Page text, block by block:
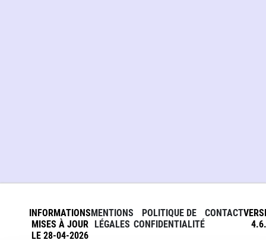
INFORMATIONS
MISES À JOUR
LE 28-04-2026
MENTIONS
LÉGALES
POLITIQUE DE
CONFIDENTIALITÉ
CONTACT